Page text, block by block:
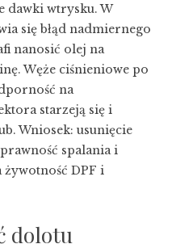
dawki wtrysku. W
się błąd nadmiernego
nanosić olej na
Węże ciśnieniowe po
na
starzeją się i
Wniosek: usunięcie
spalania i
żywotność DPF i
dolotu